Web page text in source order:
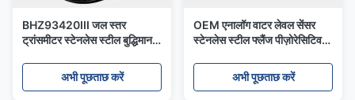
BHZ93420III जल स्तर
ट्रांसमीटर स्टेनलेस स्टील बुद्धिमान
अभी पूछताछ करें
OEM एनालॉग वाटर लेवल सेंसर
स्टेनलेस स्टील फ्लैंज पीज़ोरेसिटिव
अभी पूछताछ करें